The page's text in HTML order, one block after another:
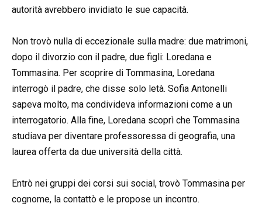
autorità avrebbero invidiato le sue capacità.
Non trovò nulla di eccezionale sulla madre: due matrimoni,
dopo il divorzio con il padre, due figli: Loredana e
Tommasina. Per scoprire di Tommasina, Loredana
interrogò il padre, che disse solo letà. Sofia Antonelli
sapeva molto, ma condivideva informazioni come a un
interrogatorio. Alla fine, Loredana scoprì che Tommasina
studiava per diventare professoressa di geografia, una
laurea offerta da due università della città.
Entrò nei gruppi dei corsi sui social, trovò Tommasina per
cognome, la contattò e le propose un incontro.